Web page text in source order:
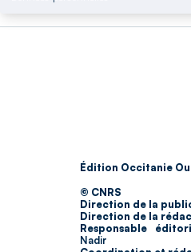
Édition Occitanie
© CNRS
Direction de la
Direction de la
Responsable
Nadir